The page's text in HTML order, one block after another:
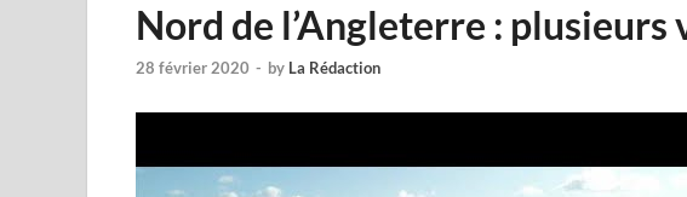
Nord de l’Angleterre : plusieurs
28 février 2020 - by La Rédaction